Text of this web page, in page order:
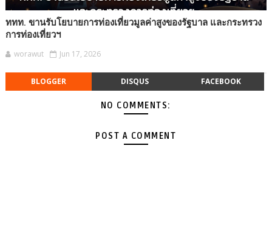
ททท. ขานรับโยบายการท่องเที่ยวมูลค่าสูงของรัฐบาล และกระทรวง
การท่องเที่ยวฯ
worawut Jun 17, 2026
BLOGGER DISQUS FACEBOOK
NO COMMENTS:
POST A COMMENT